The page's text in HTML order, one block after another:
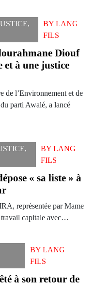
,
BYLANG
FILS
Diouf
et à une justice
de l’Environnement et de
parti Awalé, a lancé
,
BY LANG
FILS
« sa liste » à
représentée par Mame
travail capitale avec…
BYLANG
FILS
à son retour de